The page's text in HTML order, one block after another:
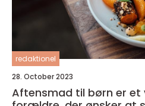
redaktionel
28. October 2023
Aftensmad til børn er